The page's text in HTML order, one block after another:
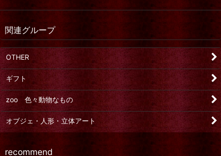
関連グループ
OTHER
ギフト
zoo 色々動物なもの
オブジェ・人形・立体アート
recommend